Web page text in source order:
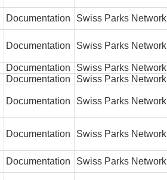
Documentation Swiss Parks Network
Documentation Swiss Parks Network
Documentation Swiss Parks Network
Documentation Swiss Parks Network
Documentation Swiss Parks Network
Documentation Swiss Parks Network
Documentation Swiss Parks Network